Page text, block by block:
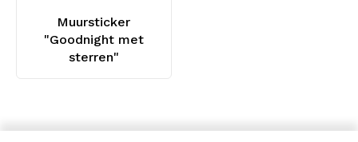
Muursticker
"Goodnight met
sterren"